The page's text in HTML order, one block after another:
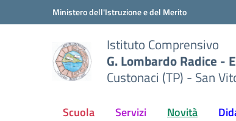
Vai ai contenuti
Vai al menu di navigazioneMinistero dell'Istruzione e del Merito
Istituto Comprensivo
G. Lombardo Radice -
Custonaci (TP) - San
Scuola Servizi Novità